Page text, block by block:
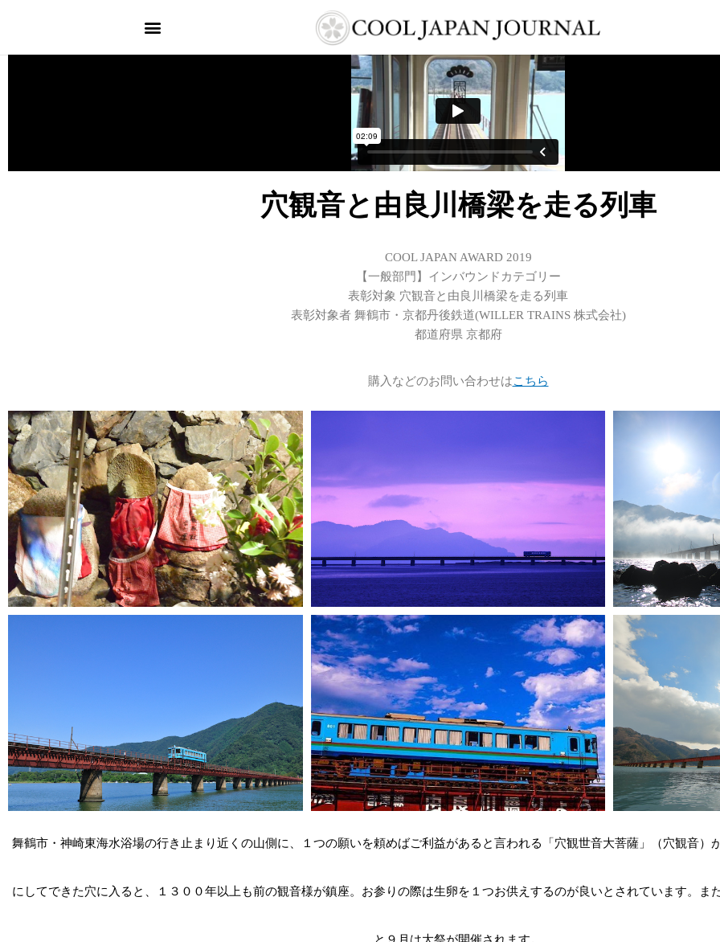
穴観音と由良川橋梁を走る列車
COOL JAPAN AWARD 2019
【一般部門】インバウンドカテゴリー
表彰対象 穴観音と由良川橋梁を走る列車
表彰対象者 舞鶴市・京都丹後鉄道(WILLER TRAINS 株式会社)
都道府県 京都府
購入などのお問い合わせはこちら
舞鶴市・神崎東海水浴場の行き止まり近くの山側に、１つの願いを頼めばご利益があると言われる「穴観世音大菩薩」（穴観音）
にしてできた穴に入ると、１３００年以上も前の観音様が鎮座。お参りの際は生卵を１つお供えするのが良いとされています。ま